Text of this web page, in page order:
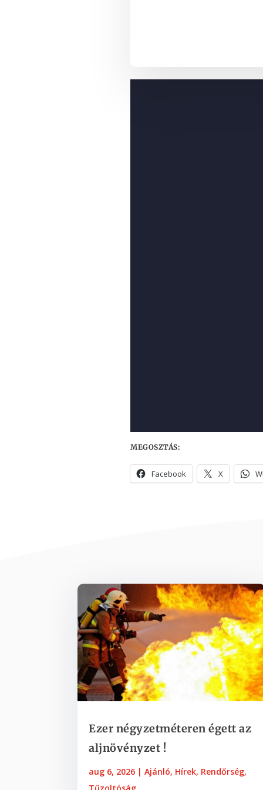
MEGOSZTÁS:
Facebook X
Ezer négyzetméteren égett az
aljnövényzet !
aug 6, 2026 | Ajánló, Hírek, Rendőrség,